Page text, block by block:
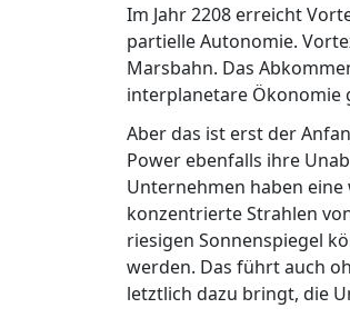
Im Jahr 2208 erreicht
partielle Autonomie.
Marsbahn. Das
interplanetare Ökonomie
Aber das ist erst der
Power ebenfalls ihre
Unternehmen haben
konzentrierte Strahlen
riesigen Sonnenspiegel
werden. Das führt auch
letztlich dazu bringt, die